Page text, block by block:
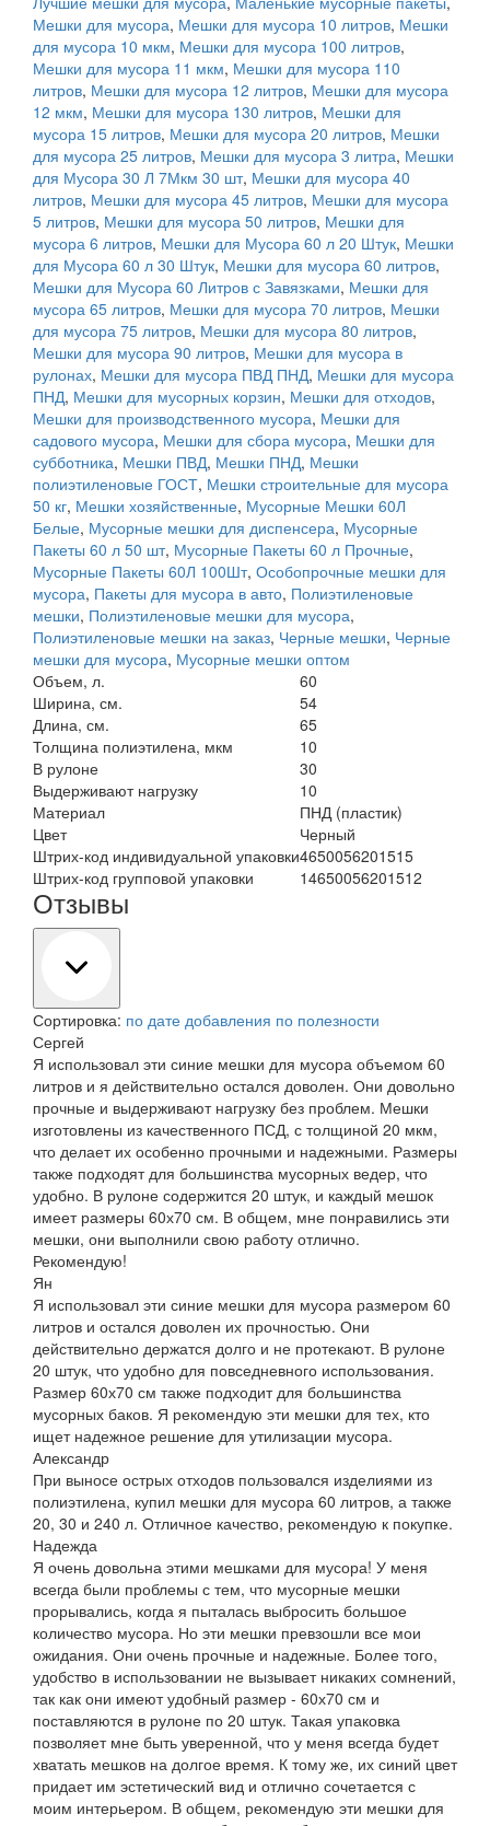
Мешки для мусора, Мешки для мусора 10 литров, Мешки
для мусора 10 мкм, Мешки для мусора 100 литров,
Мешки для мусора 11 мкм, Мешки для мусора 110
литров, Мешки для мусора 12 литров, Мешки для мусора
12 мкм, Мешки для мусора 130 литров, Мешки для
мусора 15 литров, Мешки для мусора 20 литров, Мешки
для мусора 25 литров, Мешки для мусора 3 литра, Мешки
для Мусора 30 Л 7Мкм 30 шт, Мешки для мусора 40
литров, Мешки для мусора 45 литров, Мешки для мусора
5 литров, Мешки для мусора 50 литров, Мешки для
мусора 6 литров, Мешки для Мусора 60 л 20 Штук, Мешки
для Мусора 60 л 30 Штук, Мешки для мусора 60 литров,
Мешки для Мусора 60 Литров с Завязками, Мешки для
мусора 65 литров, Мешки для мусора 70 литров, Мешки
для мусора 75 литров, Мешки для мусора 80 литров,
Мешки для мусора 90 литров, Мешки для мусора в
рулонах, Мешки для мусора ПВД ПНД, Мешки для мусора
ПНД, Мешки для мусорных корзин, Мешки для отходов,
Мешки для производственного мусора, Мешки для
садового мусора, Мешки для сбора мусора, Мешки для
субботника, Мешки ПВД, Мешки ПНД, Мешки
полиэтиленовые ГОСТ, Мешки строительные для мусора
50 кг, Мешки хозяйственные, Мусорные Мешки 60Л
Белые, Мусорные мешки для диспенсера, Мусорные
Пакеты 60 л 50 шт, Мусорные Пакеты 60 л Прочные,
Мусорные Пакеты 60Л 100Шт, Особопрочные мешки для
мусора, Пакеты для мусора в авто, Полиэтиленовые
мешки, Полиэтиленовые мешки для мусора,
Полиэтиленовые мешки на заказ, Черные мешки, Черные
мешки для мусора, Мусорные мешки оптом
Объем, л.
60
Ширина, см.
54
Длина, см.
65
Толщина полиэтилена, мкм
10
В рулоне
30
Выдерживают нагрузку
10
Материал
ПНД (пластик)
Цвет
Черный
Штрих-код индивидуальной упаковки4650056201515
Штрих-код групповой упаковки
14650056201512
Отзывы
Сортировка: по дате добавления по полезности
Сергей
Я использовал эти синие мешки для мусора объемом 60
литров и я действительно остался доволен. Они довольно
прочные и выдерживают нагрузку без проблем. Мешки
изготовлены из качественного ПСД, с толщиной 20 мкм,
что делает их особенно прочными и надежными. Размеры
также подходят для большинства мусорных ведер, что
удобно. В рулоне содержится 20 штук, и каждый мешок
имеет размеры 60х70 см. В общем, мне понравились эти
мешки, они выполнили свою работу отлично.
Рекомендую!
Ян
Я использовал эти синие мешки для мусора размером 60
литров и остался доволен их прочностью. Они
действительно держатся долго и не протекают. В рулоне
20 штук, что удобно для повседневного использования.
Размер 60х70 см также подходит для большинства
мусорных баков. Я рекомендую эти мешки для тех, кто
ищет надежное решение для утилизации мусора.
Александр
При выносе острых отходов пользовался изделиями из
полиэтилена, купил мешки для мусора 60 литров, а также
20, 30 и 240 л. Отличное качество, рекомендую к покупке.
Надежда
Я очень довольна этими мешками для мусора! У меня
всегда были проблемы с тем, что мусорные мешки
прорывались, когда я пыталась выбросить большое
количество мусора. Но эти мешки превзошли все мои
ожидания. Они очень прочные и надежные. Более того,
удобство в использовании не вызывает никаких сомнений,
так как они имеют удобный размер - 60х70 см и
поставляются в рулоне по 20 штук. Такая упаковка
позволяет мне быть уверенной, что у меня всегда будет
хватать мешков на долгое время. К тому же, их синий цвет
придает им эстетический вид и отлично сочетается с
моим интерьером. В общем, рекомендую эти мешки для